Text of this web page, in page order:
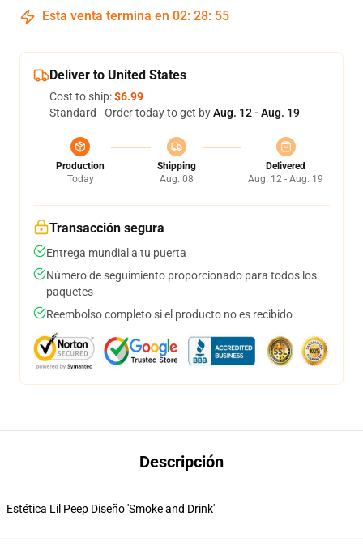
Esta venta termina en 02: 28: 54
Deliver to United States
Cost to ship:$6.99
Standard - Order today to get byAug. 12 - Aug. 19
Production
Today
Shipping
Aug. 08
Delivered
Aug. 12 - Aug. 19
Transacción segura
Entrega mundial a tu puerta
Número de seguimiento proporcionado para todos los
paquetes
Reembolso completo si el producto no es recibido
Descripción
Estética Lil Peep Diseño 'Smoke and Drink'